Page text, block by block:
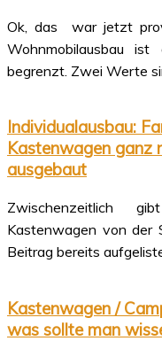
Ok, das war jetzt
Wohnmobilausbau
begrenzt. Zwei Werte
Individualausbau:
Kastenwagen ganz
ausgebaut
Zwischenzeitlich
Kastenwagen von der
Beitrag bereits
Kastenwagen /
was sollte man